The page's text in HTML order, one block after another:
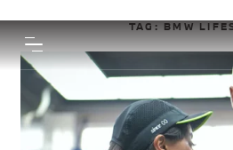
TAG:BMW